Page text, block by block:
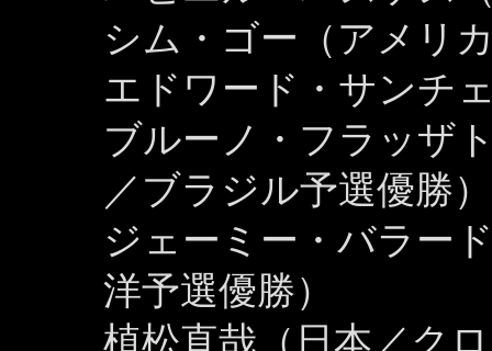
シム・ゴー（アメリ
エドワード・サンチ
ブルーノ・フラッザ
／ブラジル予選優勝）
ジェーミー・バラー
洋予選優勝）
植松直哉（日本／ク